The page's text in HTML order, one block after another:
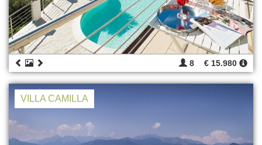
8 € 15.980
VILLA CAMILLA